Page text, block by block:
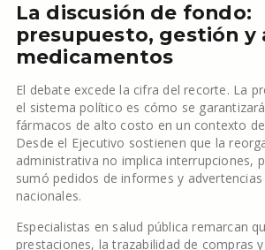
La discusión de fondo:
presupuesto, gestión y
medicamentos
El debate excede la cifra del recorte. La
el sistema político es cómo se
fármacos de alto costo en un contexto
Desde el Ejecutivo sostienen que la
administrativa no implica interrupciones,
sumó pedidos de informes y
nacionales.
Especialistas en salud pública remarcan
prestaciones, la trazabilidad de compras